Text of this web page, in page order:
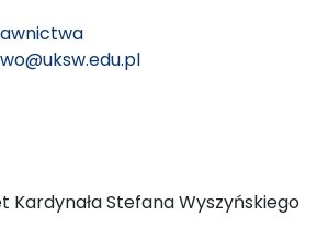
Kardynała Stefana Wyszyńskiego